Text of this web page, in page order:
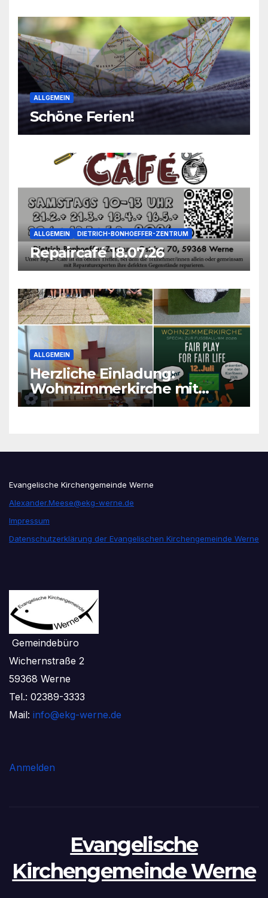
ALLGEMEIN
Schöne Ferien!
ALLGEMEIN DIETRICH-BONHOEFFER-ZENTRUM
Repaircafé 18.07.26
ALLGEMEIN
Herzliche Einladung:
Wohnzimmerkirche mit
unseren Konfis
Evangelische Kirchengemeinde Werne
Alexander.Meese@ekg-werne.de
Impressum
Datenschutzerklärung der Evangelischen Kirchengemeinde Werne
Gemeindebüro
Wichernstraße 2
59368 Werne
Tel.: 02389-3333
Mail: info@ekg-werne.de
Anmelden
Evangelische
Kirchengemeinde Werne